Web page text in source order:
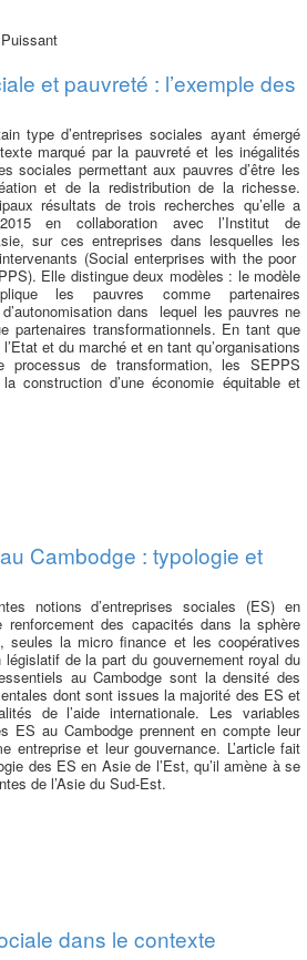
et pauvreté : l’exemple des
type d’entreprises sociales ayant émergé
marqué par la pauvreté et les inégalités
sociales permettant aux pauvres d’être les
et de la redistribution de la richesse.
résultats de trois recherches qu’elle a
en collaboration avec l’Institut de
sur ces entreprises dans lesquelles les
(Social enterprises with the poor
Elle distingue deux modèles : le modèle
les pauvres comme partenaires
dans lequel les pauvres ne
partenaires transformationnels. En tant que
et du marché et en tant qu’organisations
processus de transformation, les SEPPS
construction d’une économie équitable et
Cambodge : typologie et
notions d’entreprises sociales (ES) en
des capacités dans la sphère
seules la micro­ finance et les coopératives
de la part du gouvernement royal du
au Cambodge sont la densité des
dont sont issues la majorité des ES et
de l’aide internationale. Les variables
ES au Cambodge prennent en compte leur
entreprise et leur gouvernance. L’article fait
des ES en Asie de l’Est, qu’il amène à se
de l’Asie du Sud-Est.
dans le contexte